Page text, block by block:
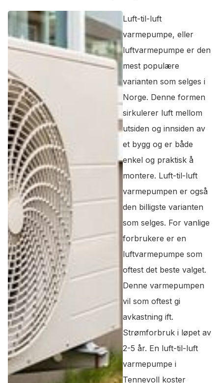
Luft-til-luft
varmepumpe, eller
luftvarmepumpe er den
mest populære
varianten som selges i
Norge. Denne formen
sirkulerer luft mellom
utsiden og innsiden av
et bygg og er både
enkel og praktisk å
montere. Luft-til-luft
varmepumpen er også
den billigste varianten
som selges. For vanlige
forbrukere er en
luftvarmepumpe som
oftest det beste valget.
Denne varmepumpen
vil som oftest gi
avkastning ift.
Strømforbruk i løpet av
2-5 år. En luft-til-luft
varmepumpe i
Tennevoll koster